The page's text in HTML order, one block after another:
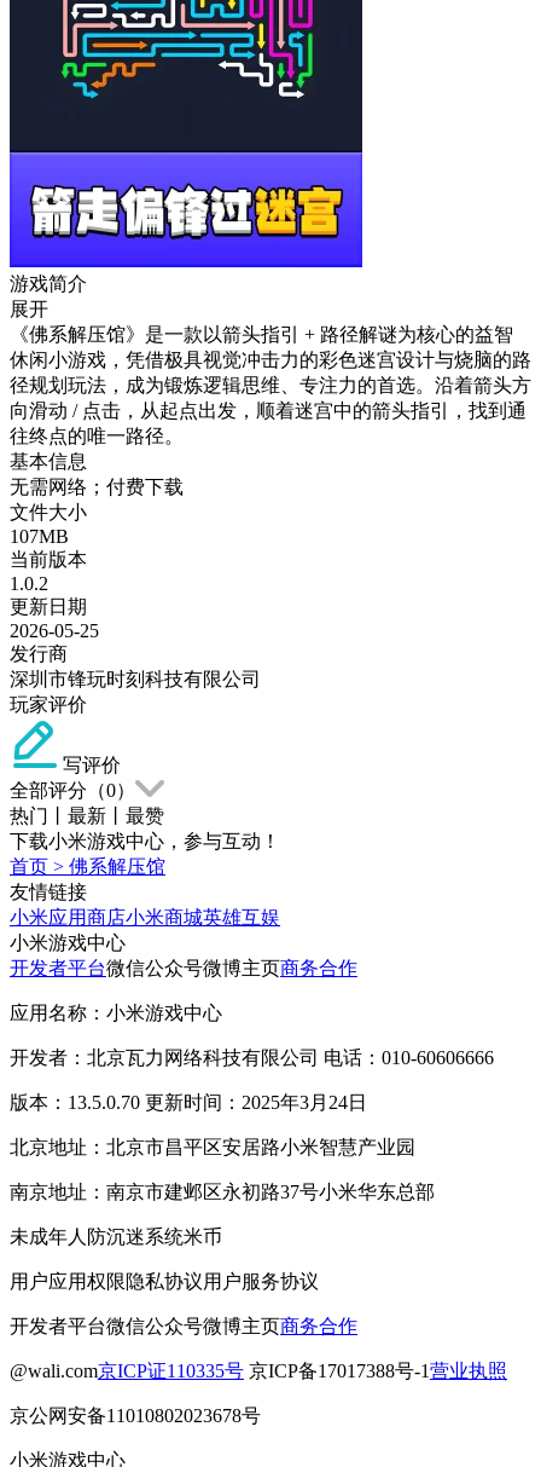
游戏简介
展开
《佛系解压馆》是一款以箭头指引 + 路径解谜为核心的益智
休闲小游戏，凭借极具视觉冲击力的彩色迷宫设计与烧脑的路
径规划玩法，成为锻炼逻辑思维、专注力的首选。沿着箭头方
向滑动 / 点击，从起点出发，顺着迷宫中的箭头指引，找到通
往终点的唯一路径。
基本信息
无需网络；付费下载
文件大小
107MB
当前版本
1.0.2
更新日期
2026-05-25
发行商
深圳市锋玩时刻科技有限公司
玩家评价
写评价
全部评分（0）
热门
最新
最赞
下载小米游戏中心，参与互动！
首页 > 佛系解压馆
友情链接
小米应用商店小米商城英雄互娱
小米游戏中心
开发者平台微信公众号微博主页商务合作
应用名称：小米游戏中心
开发者：北京瓦力网络科技有限公司 电话：010-60606666
版本：13.5.0.70 更新时间：2025年3月24日
北京地址：北京市昌平区安居路小米智慧产业园
南京地址：南京市建邺区永初路37号小米华东总部
未成年人防沉迷系统米币
用户应用权限隐私协议用户服务协议
开发者平台微信公众号微博主页商务合作
@wali.com京ICP证110335号 京ICP备17017388号-1营业执照
京公网安备11010802023678号
小米游戏中心